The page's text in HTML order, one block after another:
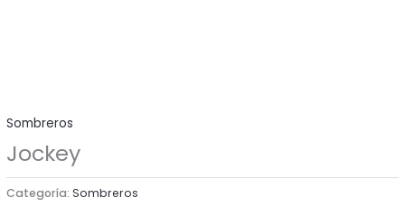
Sombreros
Jockey
Categoría:Sombreros